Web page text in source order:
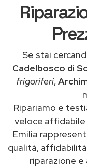
Se stai
Cadelbosco di
frigoriferi,
Ripariamo e
veloce affidabile
Emilia
qualità,
riparazione e